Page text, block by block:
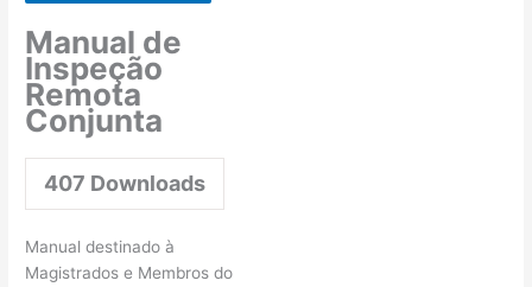
Manual de
Inspeção
Remota
Conjunta
407 Downloads
Manual destinado à
Magistrados e Membros do